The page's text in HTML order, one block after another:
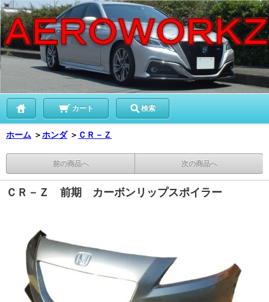
カート 検索
ホーム ＞ホンダ ＞ ＣＲ－Ｚ
前の商品へ 次の商品へ
ＣＲ－Ｚ 前期 カーボンリップスポイラー